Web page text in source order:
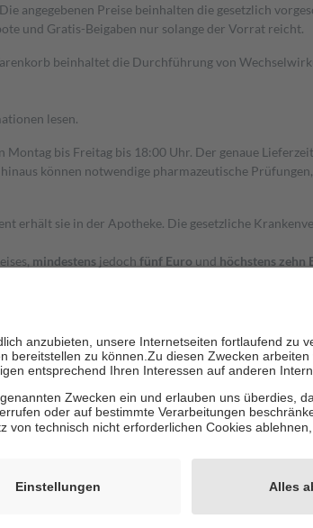
Preise beinhalten die gesetzlich
und Gratis-Beigaben nur solange der Vorrat reicht.
beinhaltet die Durchführung von
lesen.
bis Freitag bis 18:00 Uhr. Der genaue
können notwendige pharmazeutische
erhält sie in der Apotheke. Die gesetzliche
mindestens jedoch fünf Euro und höchstens zehn
Stellung der Familie zu unterstützen, fallen